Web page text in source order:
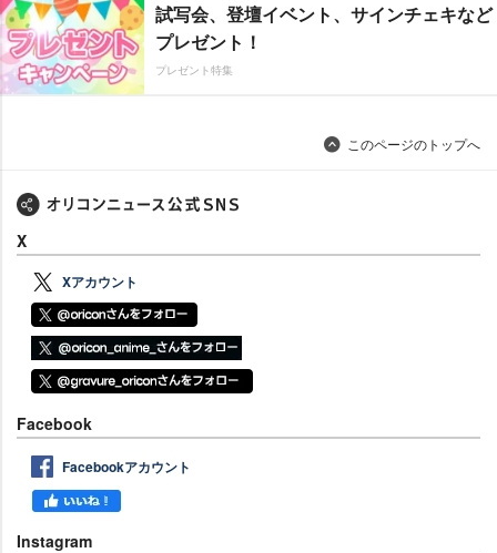
試写会、登壇イベント、サインチェキなど
プレゼント！
プレゼント特集
このページのトップへ
X
Xアカウント
Facebook
Facebookアカウント
Instagram